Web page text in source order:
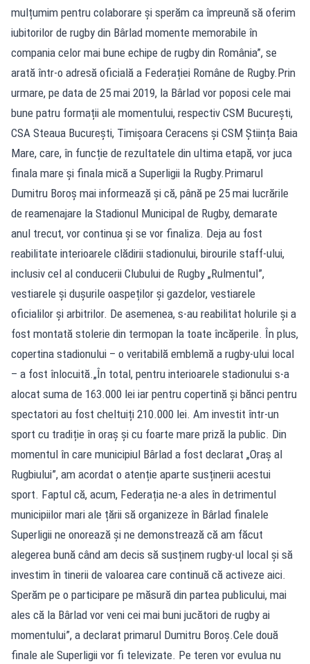
mulțumim pentru colaborare și sperăm ca împreună să oferim
iubitorilor de rugby din Bârlad momente memorabile în
compania celor mai bune echipe de rugby din România”, se
arată într-o adresă oficială a Federației Române de Rugby.Prin
urmare, pe data de 25 mai 2019, la Bârlad vor poposi cele mai
bune patru formații ale momentului, respectiv CSM București,
CSA Steaua București, Timișoara Ceracens și CSM Știința Baia
Mare, care, în funcție de rezultatele din ultima etapă, vor juca
finala mare și finala mică a Superligii la Rugby.Primarul
Dumitru Boroș mai informează și că, până pe 25 mai lucrările
de reamenajare la Stadionul Municipal de Rugby, demarate
anul trecut, vor continua și se vor finaliza. Deja au fost
reabilitate interioarele clădirii stadionului, birourile staff-ului,
inclusiv cel al conducerii Clubului de Rugby „Rulmentul”,
vestiarele și dușurile oaspeților și gazdelor, vestiarele
oficialilor și arbitrilor. De asemenea, s-au reabilitat holurile și a
fost montată stolerie din termopan la toate încăperile. În plus,
copertina stadionului – o veritabilă emblemă a rugby-ului local
– a fost înlocuită.„În total, pentru interioarele stadionului s-a
alocat suma de 163.000 lei iar pentru copertină și bănci pentru
spectatori au fost cheltuiți 210.000 lei. Am investit într-un
sport cu tradiție în oraș și cu foarte mare priză la public. Din
momentul în care municipiul Bârlad a fost declarat „Oraș al
Rugbiului”, am acordat o atenție aparte susținerii acestui
sport. Faptul că, acum, Federația ne-a ales în detrimentul
municipiilor mari ale țării să organizeze în Bârlad finalele
Superligii ne onorează și ne demonstrează că am făcut
alegerea bună când am decis să susținem rugby-ul local și să
investim în tinerii de valoarea care continuă că activeze aici.
Sperăm pe o participare pe măsură din partea publicului, mai
ales că la Bârlad vor veni cei mai buni jucători de rugby ai
momentului”, a declarat primarul Dumitru Boroș.Cele două
finale ale Superligii vor fi televizate. Pe teren vor evulua nu